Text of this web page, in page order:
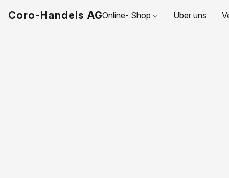
Coro-Handels AGOnline- Shop Über uns